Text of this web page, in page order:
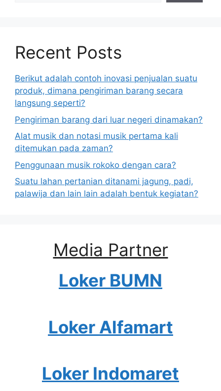
Recent Posts
Berikut adalah contoh inovasi penjualan suatu
produk, dimana pengiriman barang secara
langsung seperti?
Pengiriman barang dari luar negeri dinamakan?
Alat musik dan notasi musik pertama kali
ditemukan pada zaman?
Penggunaan musik rokoko dengan cara?
Suatu lahan pertanian ditanami jagung, padi,
palawija dan lain lain adalah bentuk kegiatan?
Media Partner
Loker BUMN
Loker Alfamart
Loker Indomaret